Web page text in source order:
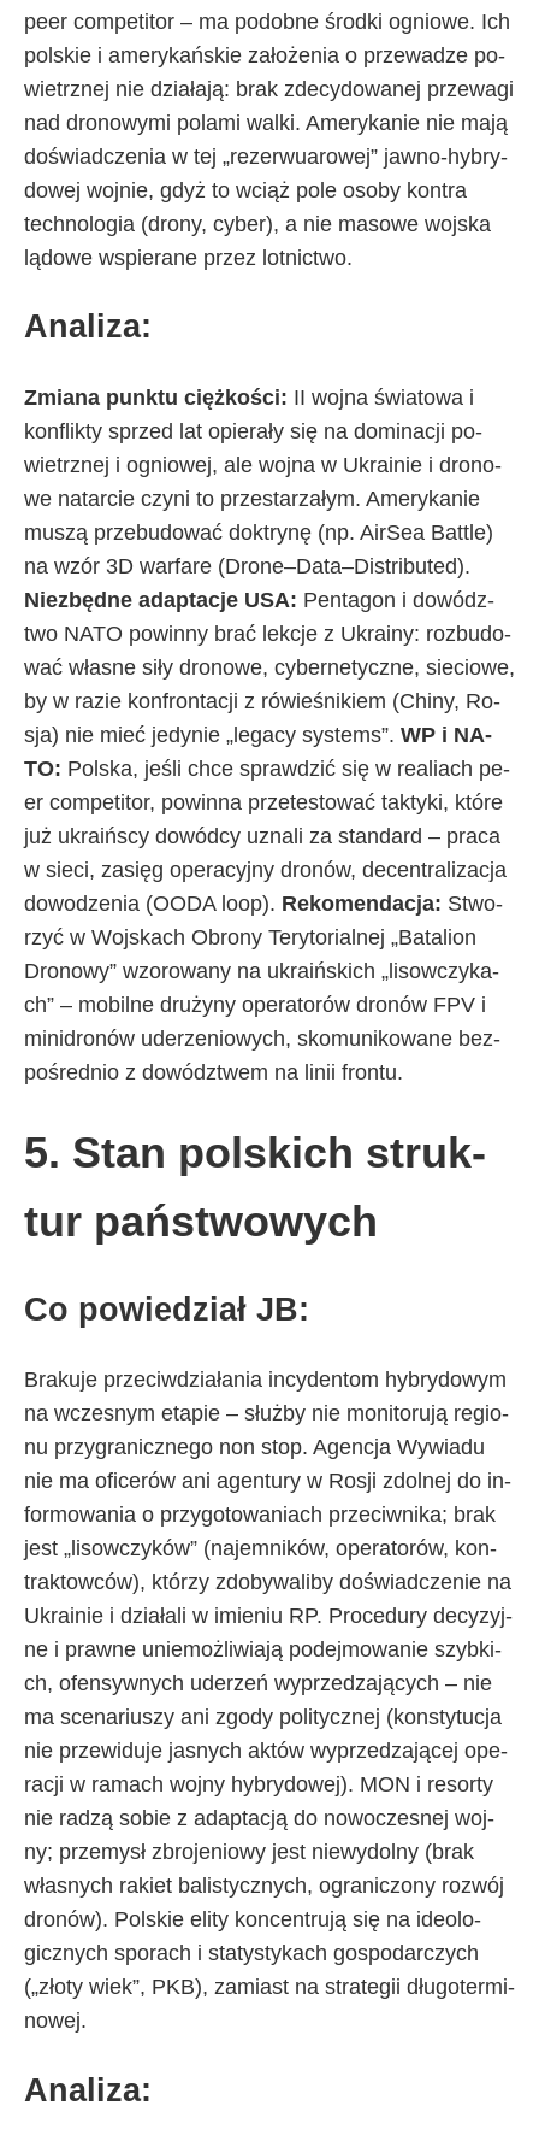
pe­er com­pe­ti­tor – ma po­dob­ne środ­ki ognio­we. Ich
pol­skie i ame­ry­kań­skie za­ło­że­nia o prze­wa­dze po­
wietrz­nej nie dzia­ła­ją: brak zde­cy­do­wa­nej prze­wa­gi
nad dro­no­wy­mi po­la­mi wal­ki. Ame­ry­ka­nie nie ma­ją
do­świad­cze­nia w tej „re­zer­wu­aro­wej” jaw­no-hy­bry­
do­wej woj­nie, gdyż to wciąż po­le oso­by kon­tra
tech­no­lo­gia (dro­ny, cy­ber), a nie ma­so­we woj­ska
lą­do­we wspie­ra­ne przez lot­nic­two.
Ana­li­za:
Zmia­na punk­tu cięż­ko­ści: II woj­na świa­to­wa i
kon­flik­ty sprzed lat opie­ra­ły się na do­mi­na­cji po­
wietrz­nej i ognio­wej, ale woj­na w Ukra­inie i dro­no­
we na­tar­cie czy­ni to prze­sta­rza­łym. Ame­ry­ka­nie
mu­szą prze­bu­do­wać dok­try­nę (np. Air­Sea Bat­tle)
na wzór 3D war­fa­re (Dro­ne–Da­ta–Di­stri­bu­ted).
Nie­zbęd­ne ad­ap­ta­cje USA: Pen­ta­gon i do­wódz­
two NA­TO po­win­ny brać lek­cje z Ukra­iny: roz­bu­do­
wać wła­sne si­ły dro­no­we, cy­ber­ne­tycz­ne, sie­cio­we,
by w ra­zie kon­fron­ta­cji z ró­wie­śni­kiem (Chi­ny, Ro­
sja) nie mieć je­dy­nie „le­ga­cy sys­tems”. WP i NA­
TO: Pol­ska, je­śli chce spraw­dzić się w re­alia­ch pe­
er com­pe­ti­tor, po­win­na prze­te­sto­wać tak­ty­ki, któ­re
już ukra­iń­scy do­wód­cy uzna­li za stan­dard – pra­ca
w sie­ci, za­sięg ope­ra­cyj­ny dro­nów, de­cen­tra­li­za­cja
do­wo­dze­nia (OODA lo­op). Re­ko­men­da­cja: Stwo­
rzyć w Woj­ska­ch Obro­ny Te­ry­to­rial­nej „Ba­ta­lion
Dro­no­wy” wzo­ro­wa­ny na ukra­iń­ski­ch „li­sow­czy­ka­
ch” – mo­bil­ne dru­ży­ny ope­ra­to­rów dro­nów FPV i
mi­ni­dro­nów ude­rze­nio­wy­ch, sko­mu­ni­ko­wa­ne bez­
po­śred­nio z do­wódz­twem na li­nii fron­tu.
5. Stan pol­ski­ch struk­
tur pań­stwo­wy­ch
Co po­wie­dział JB:
Bra­ku­je prze­ciw­dzia­ła­nia in­cy­den­tom hy­bry­do­wym
na wcze­snym eta­pie – służ­by nie mo­ni­to­ru­ją re­gio­
nu przy­gra­nicz­ne­go non stop. Agen­cja Wy­wia­du
nie ma ofi­ce­rów ani agen­tu­ry w Ro­sji zdol­nej do in­
for­mo­wa­nia o przy­go­to­wa­nia­ch prze­ciw­ni­ka; brak
je­st „li­sow­czy­ków” (na­jem­ni­ków, ope­ra­to­rów, kon­
trak­tow­ców), któ­rzy zdo­by­wa­li­by do­świad­cze­nie na
Ukra­inie i dzia­ła­li w imie­niu RP. Pro­ce­du­ry de­cy­zyj­
ne i praw­ne unie­moż­li­wia­ją po­dej­mo­wa­nie szyb­ki­
ch, ofen­syw­ny­ch ude­rzeń wy­prze­dza­ją­cy­ch – nie
ma sce­na­riu­szy ani zgo­dy po­li­tycz­nej (kon­sty­tu­cja
nie prze­wi­du­je ja­sny­ch ak­tów wy­prze­dza­ją­cej ope­
ra­cji w ra­ma­ch woj­ny hy­bry­do­wej). MON i re­sor­ty
nie ra­dzą so­bie z ad­ap­ta­cją do no­wo­cze­snej woj­
ny; prze­my­sł zbro­je­nio­wy je­st nie­wy­dol­ny (brak
wła­sny­ch ra­kiet ba­li­stycz­ny­ch, ogra­ni­czo­ny roz­wój
dro­nów). Pol­skie eli­ty kon­cen­tru­ją się na ide­olo­
gicz­ny­ch spo­ra­ch i sta­ty­sty­ka­ch go­spo­dar­czy­ch
(„zło­ty wiek”, PKB), za­mia­st na stra­te­gii dłu­go­ter­mi­
no­wej.
Ana­li­za: